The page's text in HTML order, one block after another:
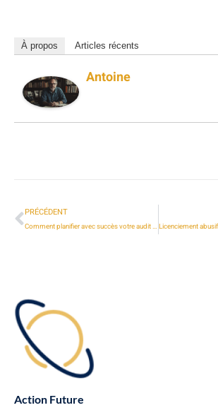
À propos Articles récents
Antoine
PRÉCÉDENT
Comment planifier avec succès votre audit comptable et financier ?
Action Future